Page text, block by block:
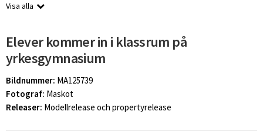
Visa alla
Elever kommer in i klassrum på
yrkesgymnasium
Bildnummer: MA125739
Fotograf: Maskot
Releaser: Modellrelease och propertyrelease